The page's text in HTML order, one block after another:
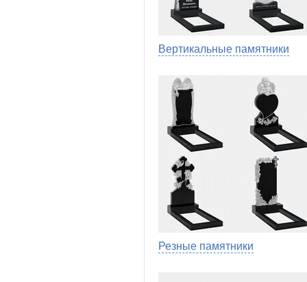
Вертикальные памятники
Резные памятники